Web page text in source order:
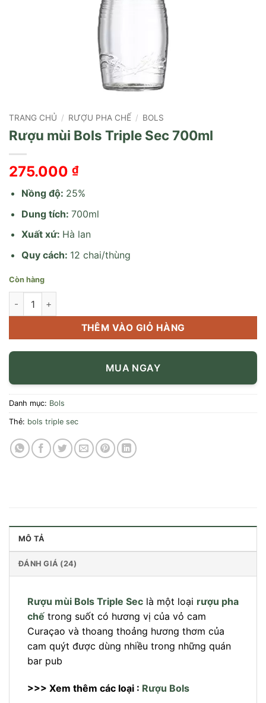
TRANG CHỦ / RƯỢU PHA CHẾ / BOLS
Rượu mùi Bols Triple Sec 700ml
275.000 ₫
Nồng độ: 25%
Dung tích: 700ml
Xuất xứ: Hà lan
Quy cách: 12 chai/thùng
Còn hàng
Rượu mùi Bols Triple Sec 700ml số lượng
THÊM VÀO GIỎ HÀNG
MUA NGAY
Danh mục: Bols
Thẻ: bols triple sec
MÔ TẢ
ĐÁNH GIÁ (24)
Rượu mùi Bols Triple Sec là một loại rượu pha
chế trong suốt có hương vị của vỏ cam
Curaçao và thoang thoảng hương thơm của
cam quýt được dùng nhiều trong những quán
bar pub
>>> Xem thêm các loại : Rượu Bols